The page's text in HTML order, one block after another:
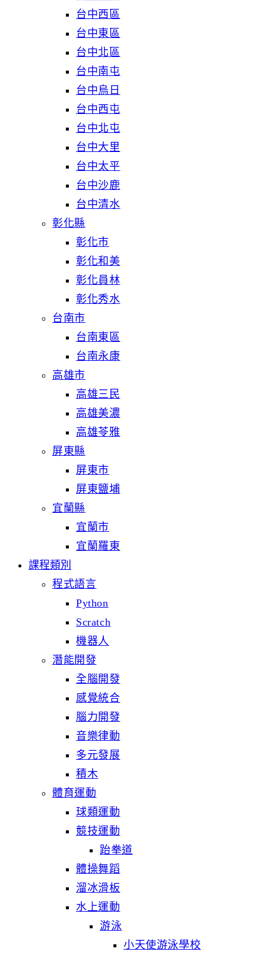
台中西區
台中東區
台中北區
台中南屯
台中烏日
台中西屯
台中北屯
台中大里
台中太平
台中沙鹿
台中清水
彰化縣
彰化市
彰化和美
彰化員林
彰化秀水
台南市
台南東區
台南永康
高雄市
高雄三民
高雄美濃
高雄苓雅
屏東縣
屏東市
屏東鹽埔
宜蘭縣
宜蘭市
宜蘭羅東
課程類別
程式語言
Python
Scratch
機器人
潛能開發
全腦開發
感覺統合
腦力開發
音樂律動
多元發展
積木
體育運動
球類運動
競技運動
跆拳道
體操舞蹈
溜冰滑板
水上運動
游泳
小天使游泳學校